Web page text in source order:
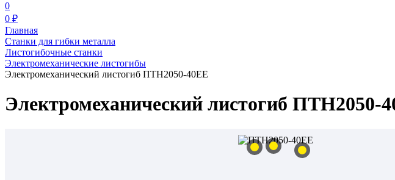
0
0 ₽
Главная
Станки для гибки металла
Листогибочные станки
Электромеханические листогибы
Электромеханический листогиб ПТН2050-40ЕЕ
Электромеханический листогиб ПТН2050-